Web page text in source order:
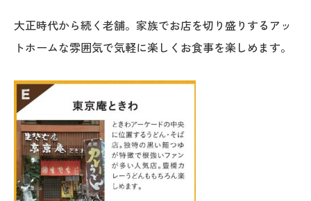
大正時代から続く老舗。家族でお店を切り盛りするアッ
トホームな雰囲気で気軽に楽しくお食事を楽しめます。